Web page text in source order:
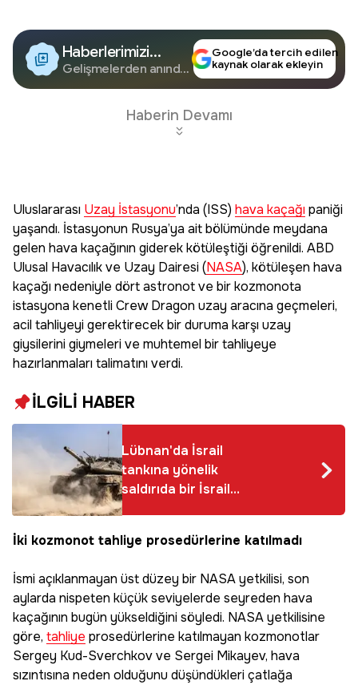
Haberlerimizi
Google'da Takip
Edin
Gelişmelerden anında
Google’da tercih edilen
kaynak olarak ekleyin
Haberin Devamı
Uluslararası Uzay İstasyonu’nda (ISS) hava kaçağıpaniği
yaşandı. İstasyonun Rusya’ya ait bölümünde meydana
gelen hava kaçağının giderek kötüleştiği öğrenildi. ABD
Ulusal Havacılık ve Uzay Dairesi (NASA), kötüleşen hava
kaçağı nedeniyle dört astronot ve bir kozmonota
istasyona kenetli Crew Dragon uzay aracına geçmeleri,
acil tahliyeyi gerektirecek bir duruma karşı uzay
giysilerini giymeleri ve muhtemel bir tahliyeye
hazırlanmaları talimatını verdi.
İLGİLİ HABER
Lübnan'da İsrail
tankına yönelik
saldırıda bir İsrail
askeri öldü
İki kozmonot tahliye prosedürlerine katılmadı
İsmi açıklanmayan üst düzey bir NASA yetkilisi, son
aylarda nispeten küçük seviyelerde seyreden hava
kaçağının bugün yükseldiğini söyledi. NASA yetkilisine
göre, tahliye prosedürlerine katılmayan kozmonotlar
Sergey Kud-Sverchkov ve Sergei Mikayev, hava
sızıntısına neden olduğunu düşündükleri çatlağa